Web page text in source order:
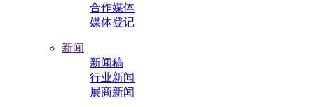
合作媒体
媒体登记
新闻
新闻稿
行业新闻
展商新闻